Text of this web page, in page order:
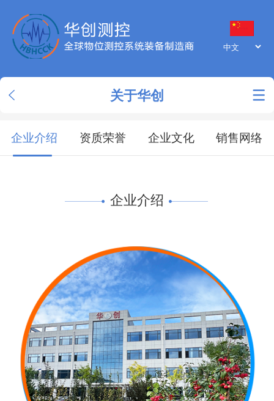
关于华创
企业介绍 资质荣誉 企业文化 销售网络
企业介绍